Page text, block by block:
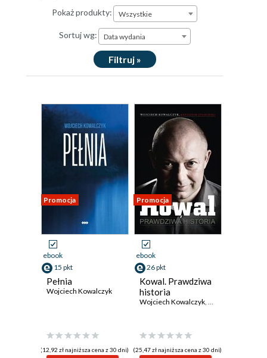
Pokaż produkty: Wszystkie
Sortuj wg: Data wydania
Filtruj »
Promocja
ebook
15 pkt
Pełnia
Wojciech Kowalczyk
(12,92 zł najniższa cena z 30 dni)
Promocja
ebook
26 pkt
Kowal. Prawdziwa
historia
Wojciech Kowalczyk, Krzysztof
(25,47 zł najniższa cena z 30 dni)